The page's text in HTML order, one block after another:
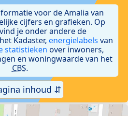
voor de Amalia van
cijfers en grafieken. Op
je onder andere de
Kadaster, energielabels van
statistieken over inwoners,
en woningwaarde van het
CBS.
inhoud ⇵